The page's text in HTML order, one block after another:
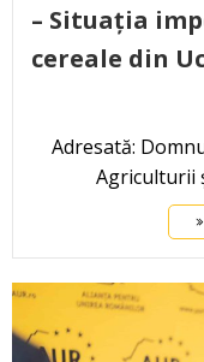
– Situația
cereale din
Adresată:
Agriculturii